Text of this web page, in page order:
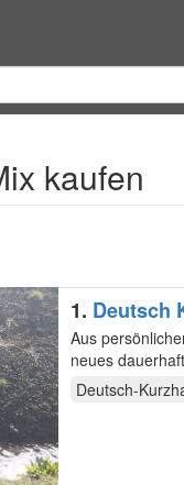
kaufen
1. Deutsch
Aus
neues
ihm über…
Deutsch-